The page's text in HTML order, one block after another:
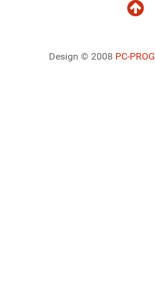
Design © 2008 PC-PROG